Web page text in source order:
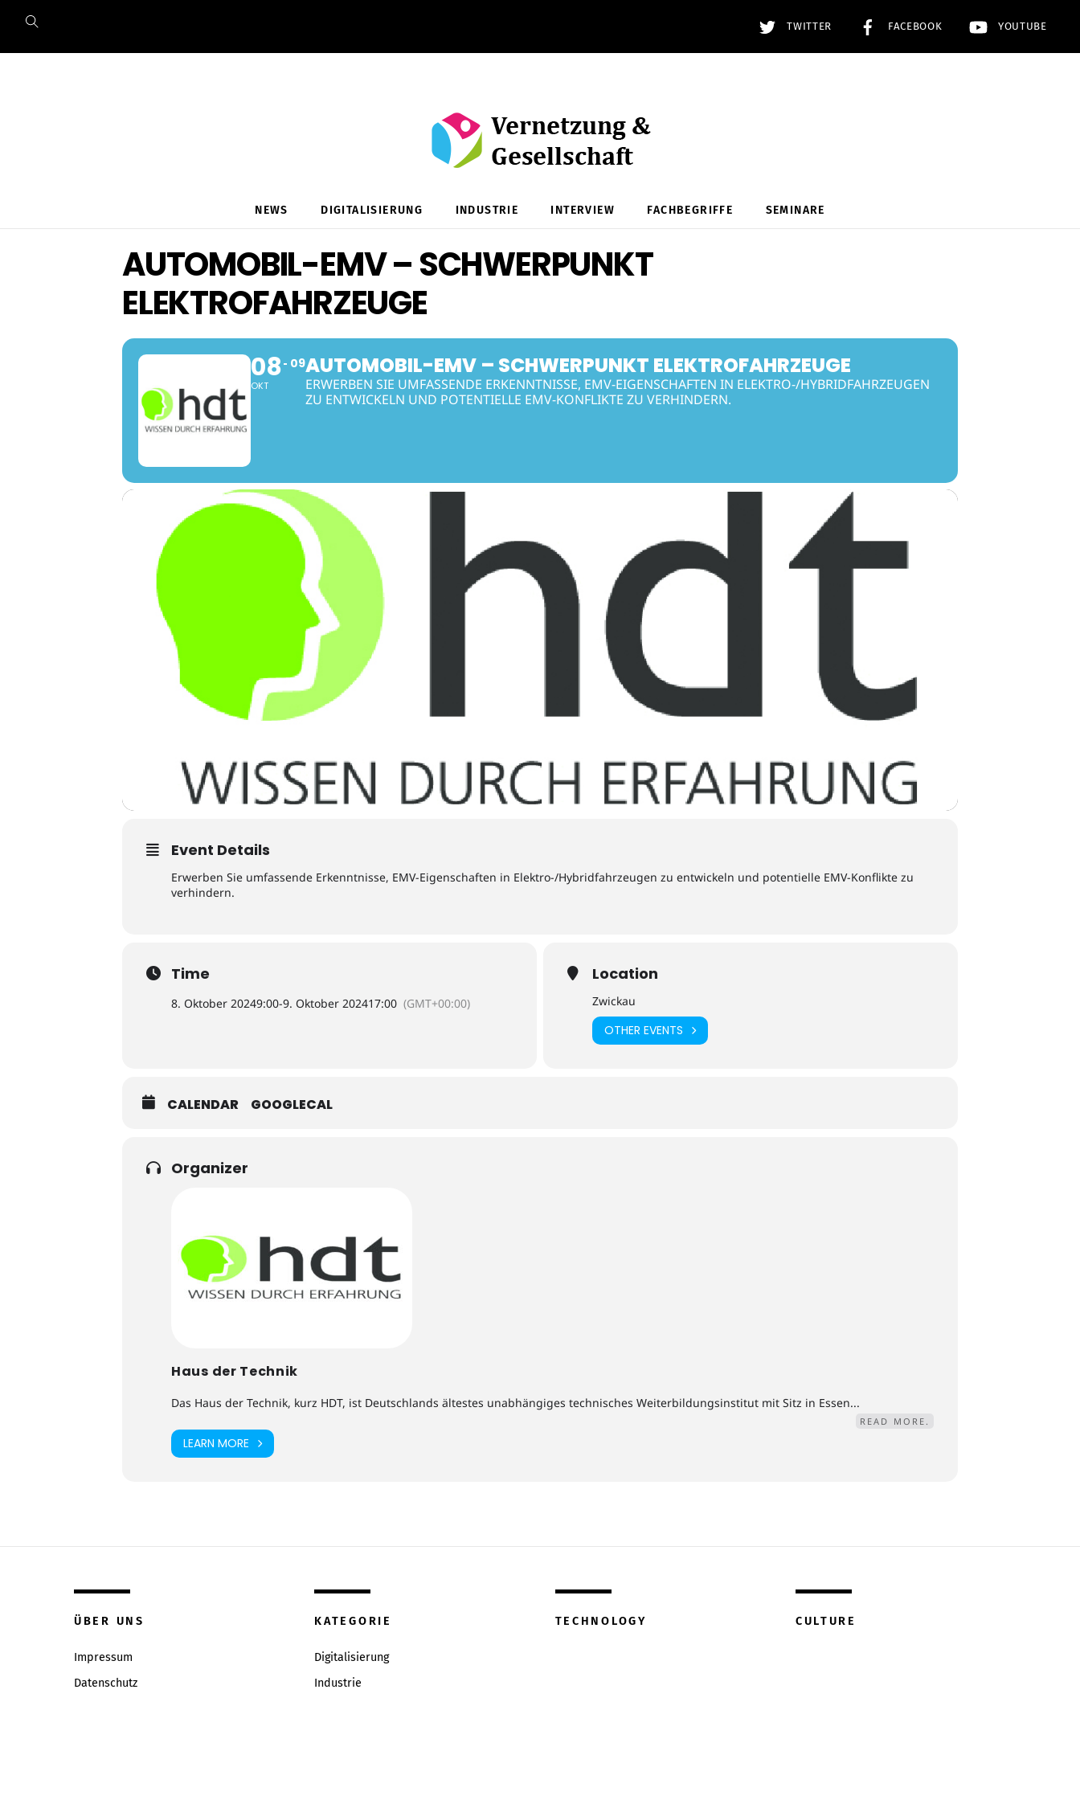
content
TWITTER FACEBOOK YOUTUBE
NEWS DIGITALISIERUNG INDUSTRIE INTERVIEW FACHBEGRIFFE SEMINARE
AUTOMOBIL-EMV – SCHWERPUNKT
ELEKTROFAHRZEUGE
08
OKT
09AUTOMOBIL-EMV – SCHWERPUNKT ELEKTROFAHRZEUGE
ERWERBEN SIE UMFASSENDE ERKENNTNISSE, EMV-EIGENSCHAFTEN IN ELEKTRO-/HYBRIDFAHRZEUGEN
ZU ENTWICKELN UND POTENTIELLE EMV-KONFLIKTE ZU VERHINDERN.
Event Details
Erwerben Sie umfassende Erkenntnisse, EMV-Eigenschaften in Elektro-/Hybridfahrzeugen zu entwickeln und potentielle EMV-Konflikte zu
verhindern.
Time
8. Oktober 20249:00-9. Oktober 202417:00 (GMT+00:00)
Location
Zwickau
OTHER EVENTS
CALENDAR GOOGLECAL
Organizer
Haus der Technik
Das Haus der Technik, kurz HDT, ist Deutschlands ältestes unabhängiges technisches Weiterbildungsinstitut mit Sitz in Essen...
READ MORE.
LEARN MORE
ÜBER UNS
Impressum
Datenschutz
KATEGORIE
Digitalisierung
Industrie
TECHNOLOGY CULTURE